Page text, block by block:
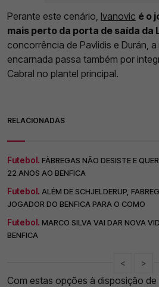
Perante este cenário, Ivanovic é o
mais perto da porta de saída da
concorrência de Pavlidis e Durán, a
encarnada passa também por
Cabral no plantel principal.
RELACIONADAS
Futebol. FÀBREGAS NÃO DESISTE E
22 ANOS AO BENFICA
Futebol. ALÉM DE SCHJELDERUP,
JOGADOR DO BENFICA PARA O COMO
Futebol. MARCO SILVA VAI DAR NOVA
BENFICA
< >
Com estas opções à disposição